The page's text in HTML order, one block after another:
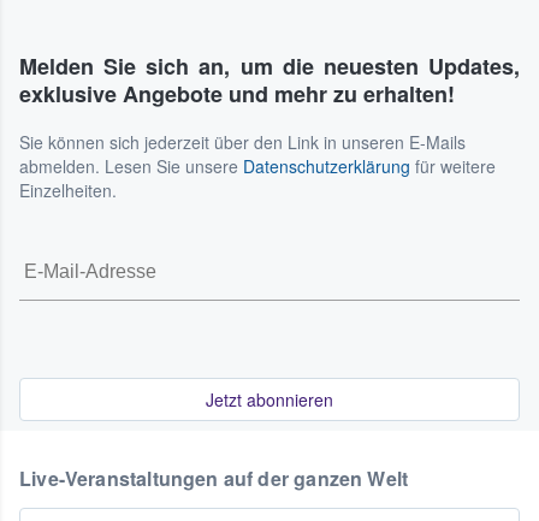
Melden Sie sich an, um die neuesten Updates,
exklusive Angebote und mehr zu erhalten!
Sie können sich jederzeit über den Link in unseren E-Mails
abmelden. Lesen Sie unsere Datenschutzerklärung für weitere
Einzelheiten.
Jetzt abonnieren
Live-Veranstaltungen auf der ganzen Welt